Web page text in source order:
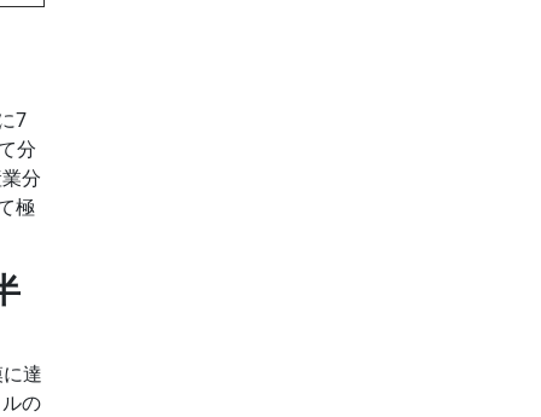
7
分
分
極
達
の